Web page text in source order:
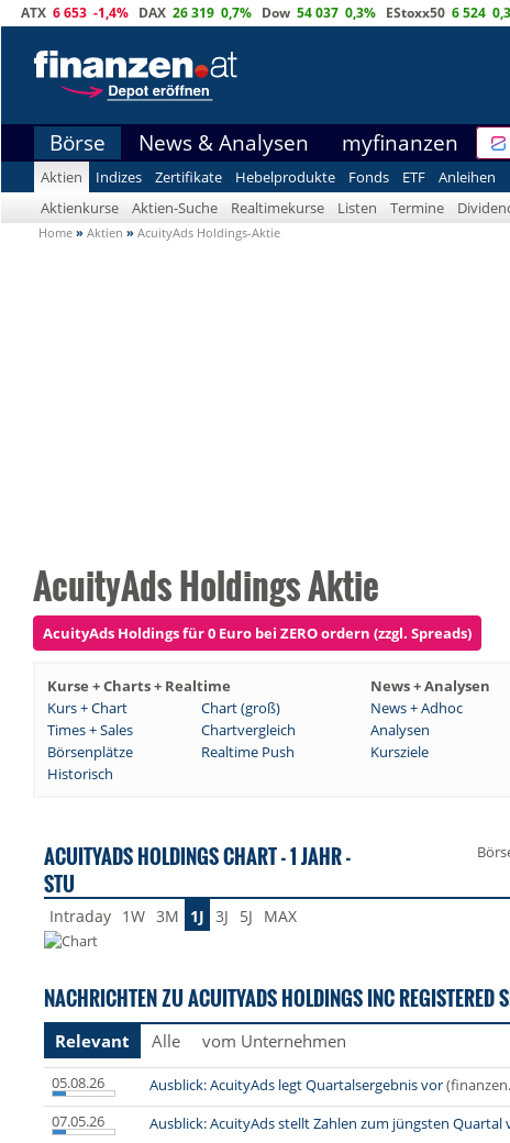
ATX 6 653 -1,4% DAX 26 319 0,7% Dow 54 037 0,3% EStoxx50 6 524
Börse News & Analysen myfinanzen
Aktien Indizes Zertifikate Hebelprodukte Fonds ETF Anleihen
Aktienkurse
Aktien-Suche Realtimekurse Listen Termine
Home » Aktien » AcuityAds Holdings-Aktie
AcuityAds Holdings Aktie
AcuityAds Holdings für 0 Euro bei ZERO ordern (zzgl. Spreads)
Kurse + Charts + Realtime News + Analysen
Kurs + Chart
Chart (groß) News + Adhoc
Times + Sales
Chartvergleich Analysen
Börsenplätze
Realtime Push Kursziele
Historisch
ACUITYADS HOLDINGS CHART - 1 JAHR -
STU
Intraday 1W 3M 1J 3J 5J MAX
NACHRICHTEN ZU ACUITYADS HOLDINGS INC REGISTERED
Relevant Alle vom Unternehmen
05.08.26 Ausblick: AcuityAds legt Quartalsergebnis vor
07.05.26
Ausblick: AcuityAds stellt Zahlen zum jüngsten Quartal